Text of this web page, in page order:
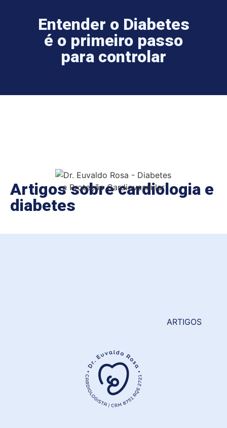
Entender o Diabetes
é o primeiro passo
para controlar
Artigos sobre cardiologia e
diabetes
ARTIGOS